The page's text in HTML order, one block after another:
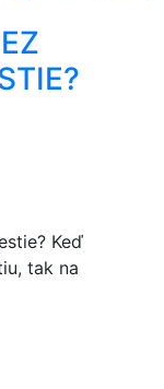
Keď
tak na